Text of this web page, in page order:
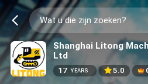
Shanghai Litong
Ltd
17 YEARS 5.0